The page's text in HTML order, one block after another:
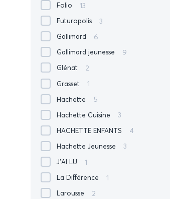
Folio 13
Futuropolis 3
Gallimard 6
Gallimard jeunesse 9
Glénat 2
Grasset 1
Hachette 5
Hachette Cuisine 3
HACHETTE ENFANTS 4
Hachette Jeunesse 3
J'AI LU 1
La Différence 1
Larousse 2